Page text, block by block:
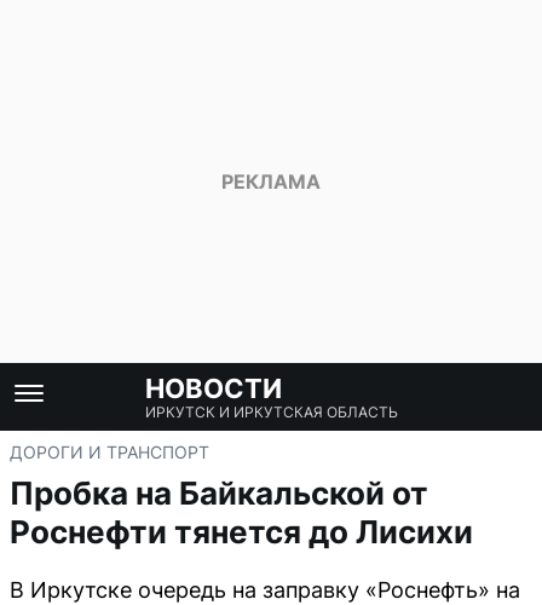
НОВОСТИ
ИРКУТСК И ИРКУТСКАЯ ОБЛАСТЬ
ДОРОГИ И ТРАНСПОРТ
Пробка на Байкальской от
Роснефти тянется до Лисихи
В Иркутске очередь на заправку «Роснефть» на